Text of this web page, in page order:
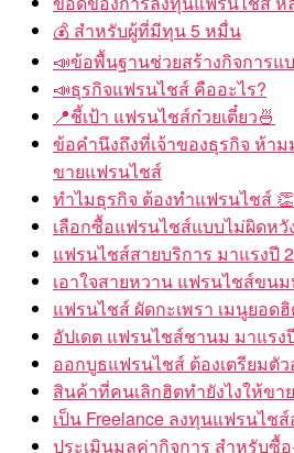
💰 สำหรับผู้ที่มีทุน 5 หมื่น
📣ข้อพื้นฐานช่วยสร้างกิจการแ
📣ธุรกิจแฟรนไชส์ คืออะไร?
📍ชี้เป้า แฟรนไชส์ก๋วยเตี๋ยว🍜
ข้อคำนึงถึงที่เจ้าของธุรกิจ ห้า
ขายแฟรนไชส์
ทำไมธุรกิจ ต้องทำแฟรนไชส์ 👏
เลือกซื้อแฟรนไชส์แบบไม่ผิดหวั
แฟรนไชส์สายบริการ มาแรงปี
เอาใจสายหวาน แฟรนไชส์ขน
แฟรนไชส์ ผัดกะเพรา เมนูยอด
อัปเดต แฟรนไชส์ชานม มาแรง
ออกบูธแฟรนไชส์ ต้องเตรียมตัว
สินค้าที่คนเลิกฮิตทำยังไงให้ขา
เป็น Freelance ลงทุนแฟรนไชส์
ประเมินมูลค่ากิจการ สำหรับซื้